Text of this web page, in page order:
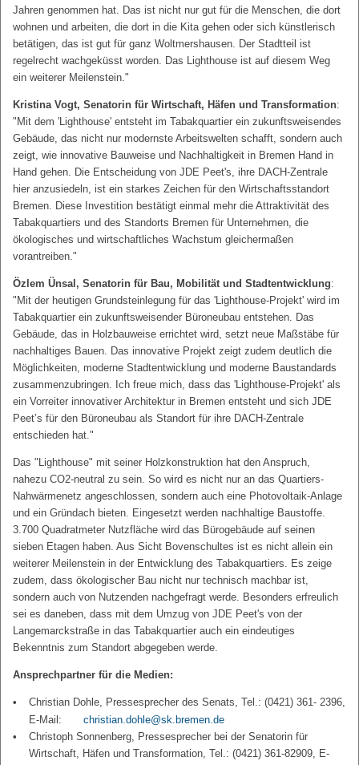
Jahren genommen hat. Das ist nicht nur gut für die Menschen, die dort
wohnen und arbeiten, die dort in die Kita gehen oder sich künstlerisch
betätigen, das ist gut für ganz Woltmershausen. Der Stadtteil ist
regelrecht wachgeküsst worden. Das Lighthouse ist auf diesem Weg
ein weiterer Meilenstein."
Kristina Vogt, Senatorin für Wirtschaft, Häfen und Transformation:
"Mit dem 'Lighthouse' entsteht im Tabakquartier ein zukunftsweisendes
Gebäude, das nicht nur modernste Arbeitswelten schafft, sondern auch
zeigt, wie innovative Bauweise und Nachhaltigkeit in Bremen Hand in
Hand gehen. Die Entscheidung von JDE Peet's, ihre DACH-Zentrale
hier anzusiedeln, ist ein starkes Zeichen für den Wirtschaftsstandort
Bremen. Diese Investition bestätigt einmal mehr die Attraktivität des
Tabakquartiers und des Standorts Bremen für Unternehmen, die
ökologisches und wirtschaftliches Wachstum gleichermaßen
vorantreiben."
Özlem Ünsal, Senatorin für Bau, Mobilität und Stadtentwicklung:
"Mit der heutigen Grundsteinlegung für das 'Lighthouse-Projekt' wird im
Tabakquartier ein zukunftsweisender Büroneubau entstehen. Das
Gebäude, das in Holzbauweise errichtet wird, setzt neue Maßstäbe für
nachhaltiges Bauen. Das innovative Projekt zeigt zudem deutlich die
Möglichkeiten, moderne Stadtentwicklung und moderne Baustandards
zusammenzubringen. Ich freue mich, dass das 'Lighthouse-Projekt' als
ein Vorreiter innovativer Architektur in Bremen entsteht und sich JDE
Peet’s für den Büroneubau als Standort für ihre DACH-Zentrale
entschieden hat."
Das "Lighthouse" mit seiner Holzkonstruktion hat den Anspruch,
nahezu CO2-neutral zu sein. So wird es nicht nur an das Quartiers-
Nahwärmenetz angeschlossen, sondern auch eine Photovoltaik-Anlage
und ein Gründach bieten. Eingesetzt werden nachhaltige Baustoffe.
3.700 Quadratmeter Nutzfläche wird das Bürogebäude auf seinen
sieben Etagen haben. Aus Sicht Bovenschultes ist es nicht allein ein
weiterer Meilenstein in der Entwicklung des Tabakquartiers. Es zeige
zudem, dass ökologischer Bau nicht nur technisch machbar ist,
sondern auch von Nutzenden nachgefragt werde. Besonders erfreulich
sei es daneben, dass mit dem Umzug von JDE Peet's von der
Langemarckstraße in das Tabakquartier auch ein eindeutiges
Bekenntnis zum Standort abgegeben werde.
Ansprechpartner für die Medien:
Christian Dohle, Pressesprecher des Senats, Tel.: (0421) 361- 2396,
E-Mail:
christian.dohle@sk.bremen.de
Christoph Sonnenberg, Pressesprecher bei der Senatorin für
Wirtschaft, Häfen und Transformation, Tel.: (0421) 361-82909, E-